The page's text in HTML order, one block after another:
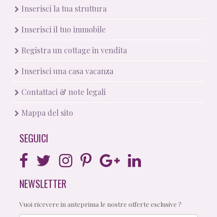
Inserisci la tua struttura
Inserisci il tuo immobile
Registra un cottage in vendita
Inserisci una casa vacanza
Contattaci & note legali
Mappa del sito
SEGUICI
NEWSLETTER
Vuoi ricevere in anteprima le nostre offerte esclusive ?